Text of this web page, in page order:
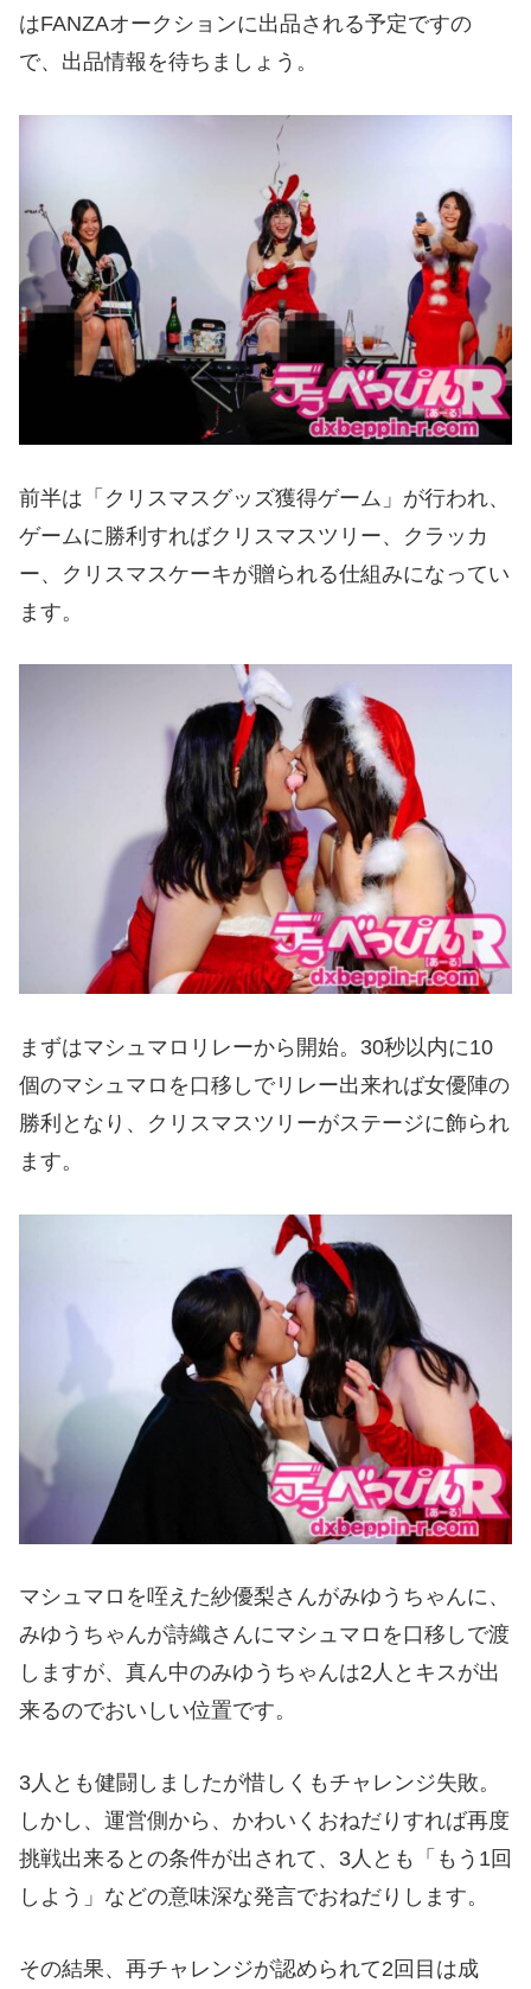
はFANZAオークションに出品される予定ですの
で、出品情報を待ちましょう。
前半は「クリスマスグッズ獲得ゲーム」が行われ、
ゲームに勝利すればクリスマスツリー、クラッカ
ー、クリスマスケーキが贈られる仕組みになってい
ます。
まずはマシュマロリレーから開始。30秒以内に10
個のマシュマロを口移しでリレー出来れば女優陣の
勝利となり、クリスマスツリーがステージに飾られ
ます。
マシュマロを咥えた紗優梨さんがみゆうちゃんに、
みゆうちゃんが詩織さんにマシュマロを口移しで渡
しますが、真ん中のみゆうちゃんは2人とキスが出
来るのでおいしい位置です。
3人とも健闘しましたが惜しくもチャレンジ失敗。
しかし、運営側から、かわいくおねだりすれば再度
挑戦出来るとの条件が出されて、3人とも「もう1回
しよう」などの意味深な発言でおねだりします。
その結果、再チャレンジが認められて2回目は成